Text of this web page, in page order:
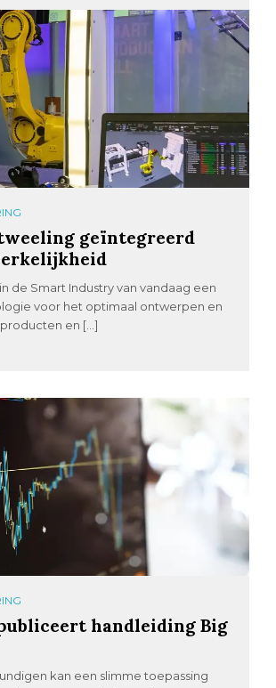
geïntegreerd
de Smart Industry van vandaag een
voor het optimaal ontwerpen en
en […]
handleiding Big
kan een slimme toepassing